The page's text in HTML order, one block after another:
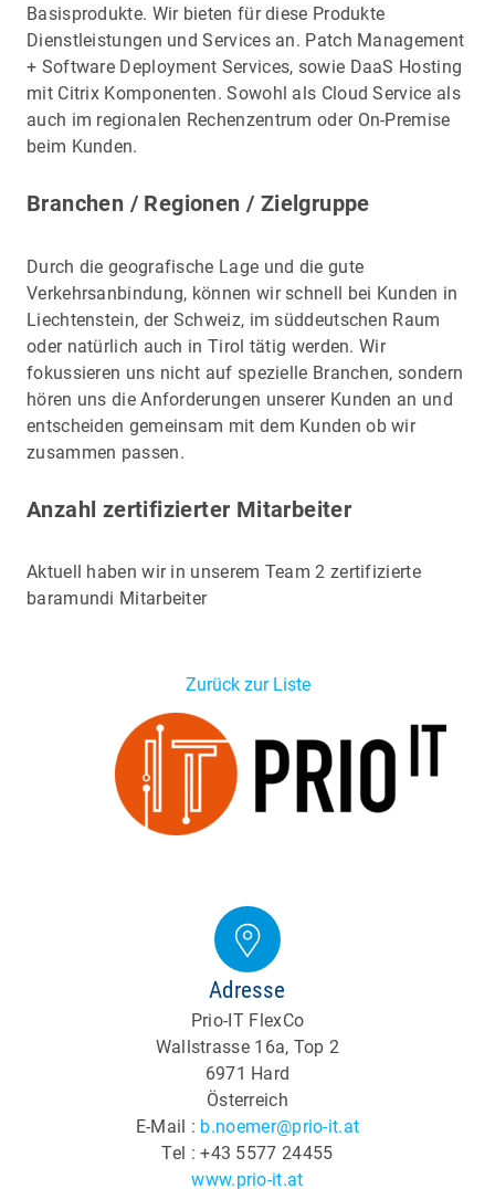
Basisprodukte. Wir bieten für diese Produkte
Dienstleistungen und Services an. Patch Management
+ Software Deployment Services, sowie DaaS Hosting
mit Citrix Komponenten. Sowohl als Cloud Service als
auch im regionalen Rechenzentrum oder On-Premise
beim Kunden.
Branchen / Regionen / Zielgruppe
Durch die geografische Lage und die gute
Verkehrsanbindung, können wir schnell bei Kunden in
Liechtenstein, der Schweiz, im süddeutschen Raum
oder natürlich auch in Tirol tätig werden. Wir
fokussieren uns nicht auf spezielle Branchen, sondern
hören uns die Anforderungen unserer Kunden an und
entscheiden gemeinsam mit dem Kunden ob wir
zusammen passen.
Anzahl zertifizierter Mitarbeiter
Aktuell haben wir in unserem Team 2 zertifizierte
baramundi Mitarbeiter
Zurück zur Liste
Adresse
Prio-IT FlexCo
Wallstrasse 16a, Top 2
6971 Hard
Österreich
E-Mail : b.noemer@prio-it.at
Tel : +43 5577 24455
www.prio-it.at